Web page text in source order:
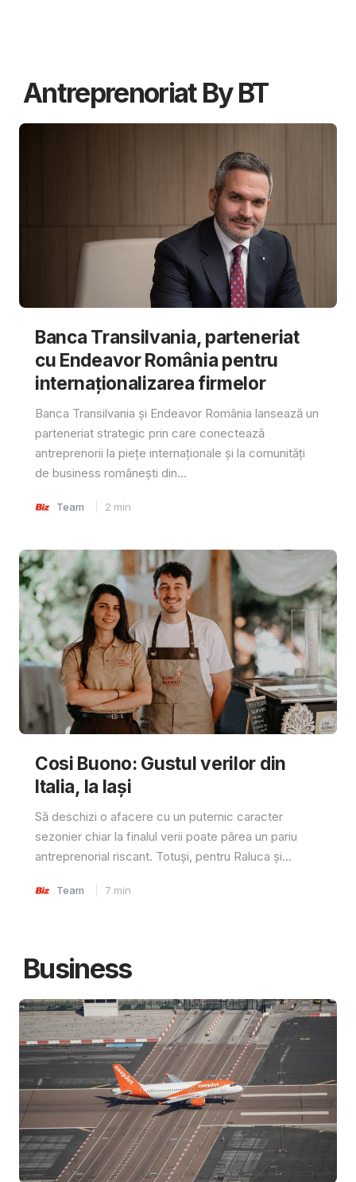
Antreprenoriat By BT
Banca Transilvania, parteneriat
cu Endeavor România pentru
internaționalizarea firmelor
Banca Transilvania și Endeavor România lansează un
parteneriat strategic prin care conectează
antreprenorii la piețe internaționale și la comunități
de business românești din...
Team 2 min
Cosi Buono: Gustul verilor din
Italia, la Iași
Să deschizi o afacere cu un puternic caracter
sezonier chiar la finalul verii poate părea un pariu
antreprenorial riscant. Totuși, pentru Raluca și...
Team 7 min
Business